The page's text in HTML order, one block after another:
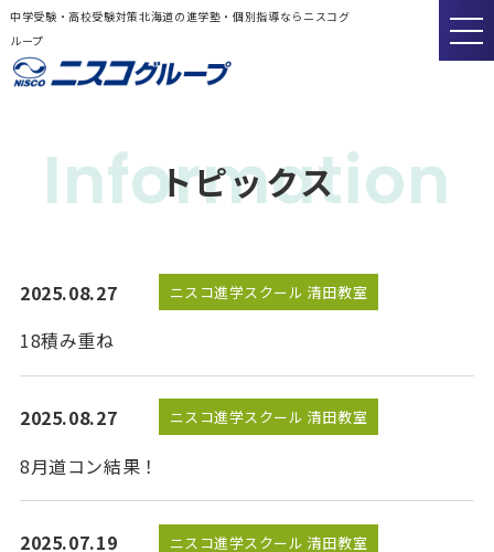
中学受験・高校受験対策北海道の進学塾・個別指導ならニスコグ
ループ
トピックス
Information
2025.08.27 ニスコ進学スクール 清田教室
18積み重ね
2025.08.27 ニスコ進学スクール 清田教室
8月道コン結果！
2025.07.19 ニスコ進学スクール 清田教室